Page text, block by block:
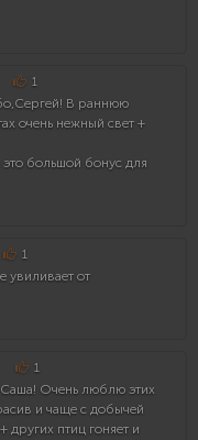
1
В раннюю
очень нежный свет +
большой бонус для
1
увиливает от
1
Саша! Очень люблю этих
и чаще с добычей
других птиц гоняет и